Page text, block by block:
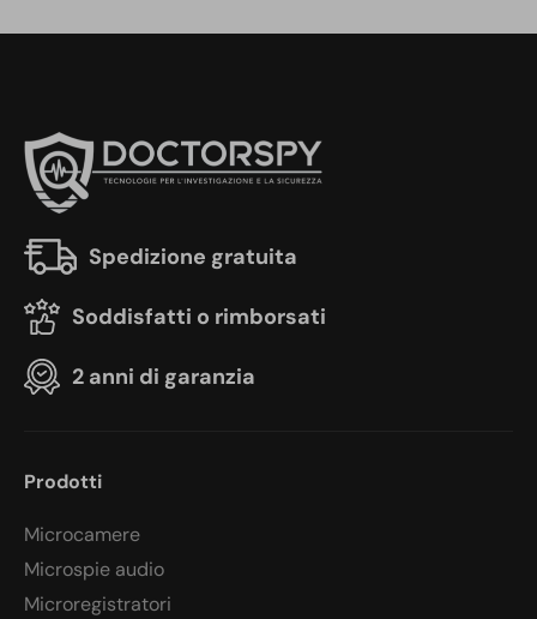
Spedizione gratuita
Soddisfatti o rimborsati
2 anni di garanzia
Prodotti
Microcamere
Microspie audio
Microregistratori